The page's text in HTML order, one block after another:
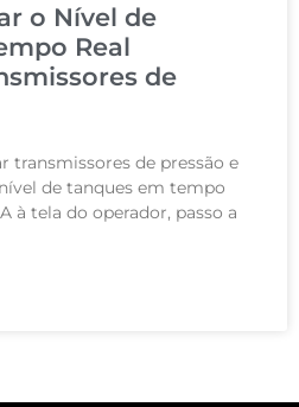
o Nível de
Real
de
transmissores de pressão e
de tanques em tempo
à tela do operador, passo a